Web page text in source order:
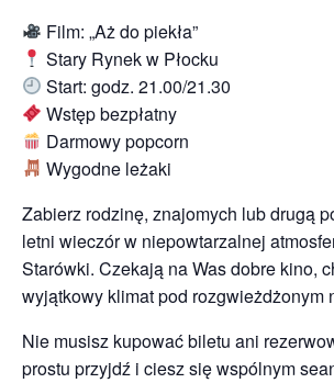
Film:„Aż do piekła”
Stary Rynek w Płocku
Start: godz. 21.00/21.30
Wstęp bezpłatny
Darmowy popcorn
Wygodne leżaki
Zabierz rodzinę, znajomych lub drugą
letni wieczór w niepowtarzalnej
Starówki. Czekają na Was dobre kino,
wyjątkowy klimat pod rozgwieżdżonym
Nie musisz kupować biletu ani
prostu przyjdź i ciesz się wspólnym